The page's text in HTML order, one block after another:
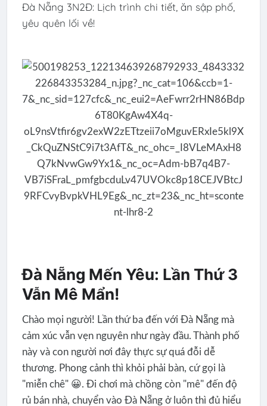
Đà Nẵng 3N2Đ: Lịch trình chi tiết, ăn sập phố,
yêu quên lối về!
Đà Nẵng Mến Yêu: Lần Thứ 3
Vẫn Mê Mẩn!
Chào mọi người! Lần thứ ba đến với Đà Nẵng mà
cảm xúc vẫn vẹn nguyên như ngày đầu. Thành phố
này và con người nơi đây thực sự quá đỗi dễ
thương. Phong cảnh thì khỏi phải bàn, cứ gọi là
"miễn chê" 😀. Đi chơi mà chồng còn "mê" đến độ
rủ bán nhà, chuyển vào Đà Nẵng ở luôn thì đủ hiểu